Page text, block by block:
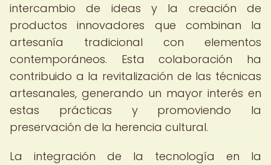
intercambio de ideas y la creación de
productos innovadores que combinan la
artesanía tradicional con elementos
contemporáneos. Esta colaboración ha
contribuido a la revitalización de las técnicas
artesanales, generando un mayor interés en
estas prácticas y promoviendo la
preservación de la herencia cultural.
La integración de la tecnología en la